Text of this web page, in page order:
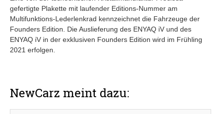
gefertigte Plakette mit laufender Editions-Nummer am
Multifunktions-Lederlenkrad kennzeichnet die Fahrzeuge der
Founders Edition. Die Auslieferung des ENYAQ iV und des
ENYAQ iV in der exklusiven Founders Edition wird im Frühling
2021 erfolgen.
NewCarz meint dazu: